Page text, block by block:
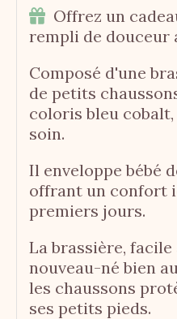
 Offrez un
rempli de douceur
Composé d'une
de petits
coloris bleu
soin.
Il enveloppe bébé
offrant un confort
premiers jours.
La brassière,
nouveau-né bien
les chaussons
ses petits pieds.